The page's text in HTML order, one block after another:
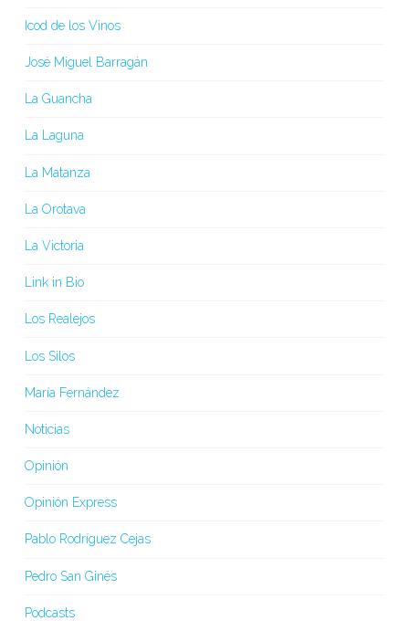
Icod de los Vinos
José Miguel Barragán
La Guancha
La Laguna
La Matanza
La Orotava
La Victoria
Link in Bio
Los Realejos
Los Silos
María Fernández
Noticias
Opinión
Opinión Express
Pablo Rodríguez Cejas
Pedro San Ginés
Podcasts